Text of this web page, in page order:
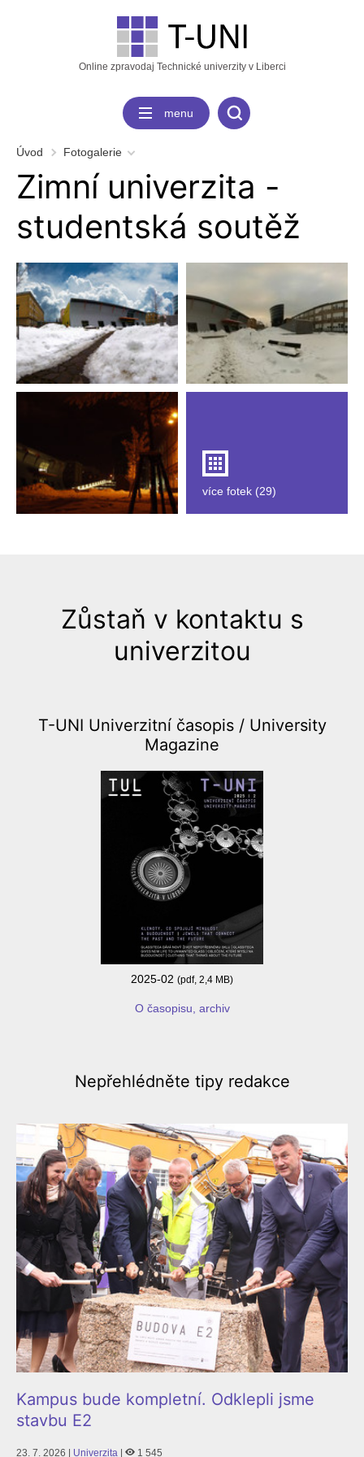
Online zpravodaj Technické univerzity v Liberci
menu
Úvod Fotogalerie
Zimní univerzita -
studentská soutěž
více fotek (29)
Zůstaň v kontaktu s
univerzitou
T-UNI Univerzitní časopis / University
Magazine
2025-02 (pdf, 2,4 MB)
O časopisu, archiv
Nepřehlédněte tipy redakce
Kampus bude kompletní. Odklepli jsme
stavbu E2
23. 7. 2026 | Univerzita | 1 545